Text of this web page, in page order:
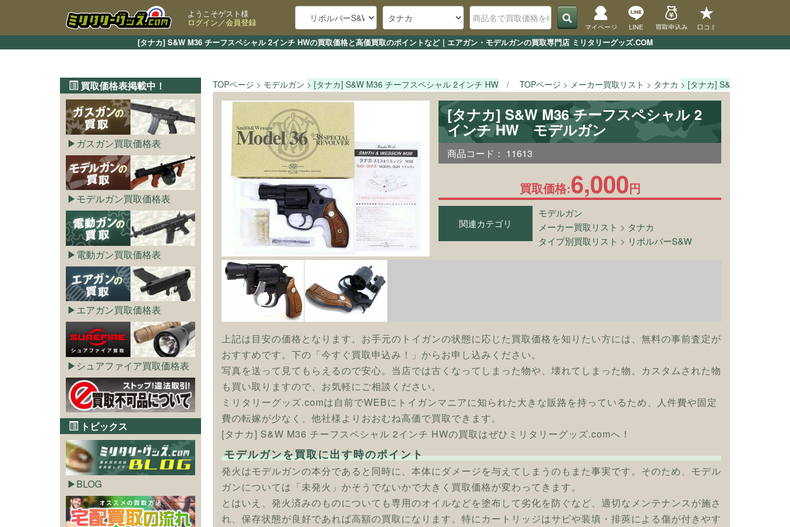
[タナカ] S&W M36 チーフスペシャル 2インチ HWの買取価格と高価買取のポイントなど｜エアガン・モデルガンの買取専門店 ミリタリーグッズ.COM
ようこそゲスト様
ログイン／会員登録 マイページ LINE 買取申込み 口コミ
TOPページ モデルガン [タナカ] S&W M36 チーフスペシャル 2インチ HW TOPページ メーカー買取リスト タナカ [タナカ] S&W M36 チーフ
[タナカ] S&W M36 チーフスペシャル 2
インチ HW モデルガン
商品コード： 11613
買取価格:6,000円
関連カテゴリ
モデルガン
メーカー買取リスト > タナカ
タイプ別買取リスト > リボルバーS&W
上記は目安の価格となります。お手元のトイガンの状態に応じた買取価格を知りたい方には、無料の事前査定が
おすすめです。下の「今すぐ買取申込み！」からお申し込みください。
写真を送って見てもらえるので安心。当店では古くなってしまった物や、壊れてしまった物。カスタムされた物
も買い取りますので、お気軽にご相談ください。
ミリタリーグッズ.comは自前でWEBにトイガンマニアに知られた大きな販路を持っているため、人件費や固定
費の転嫁が少なく、他社様よりおおむね高価で買取できます。
[タナカ] S&W M36 チーフスペシャル 2インチ HWの買取はぜひミリタリーグッズ.comへ！
モデルガンを買取に出す時のポイント
発火はモデルガンの本分であると同時に、本体にダメージを与えてしまうのもまた事実です。そのため、モデル
ガンについては「未発火」かそうでないかで大きく買取価格が変わってきます。
とはいえ、発火済みのものについても専用のオイルなどを塗布して劣化を防ぐなど、適切なメンテナンスが施さ
れ、保存状態が良好であれば高額の買取になります。特にカートリッジはサビや装填・排莢による傷が付きやす
買取価格表掲載中！
ガスガン買取価格表
モデルガン買取価格表
電動ガン買取価格表
エアガン買取価格表
シュアファイア買取価格表
トピックス
BLOG